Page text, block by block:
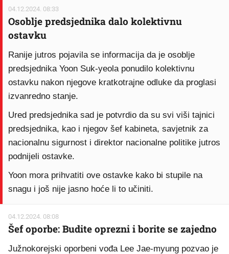
04.12.2024. 08:33
Osoblje predsjednika dalo kolektivnu
ostavku
Ranije jutros pojavila se informacija da je osoblje
predsjednika Yoon Suk-yeola ponudilo kolektivnu
ostavku nakon njegove kratkotrajne odluke da proglasi
izvanredno stanje.
Ured predsjednika sad je potvrdio da su svi viši tajnici
predsjednika, kao i njegov šef kabineta, savjetnik za
nacionalnu sigurnost i direktor nacionalne politike jutros
podnijeli ostavke.
Yoon mora prihvatiti ove ostavke kako bi stupile na
snagu i još nije jasno hoće li to učiniti.
04.12.2024. 08:08
Šef oporbe: Budite oprezni i borite se zajedno
Južnokorejski oporbeni vođa Lee Jae-myung pozvao je